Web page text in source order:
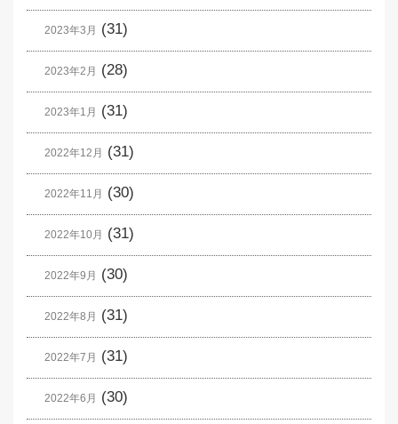
2023年3月 (31)
2023年2月 (28)
2023年1月 (31)
2022年12月 (31)
2022年11月 (30)
2022年10月 (31)
2022年9月 (30)
2022年8月 (31)
2022年7月 (31)
2022年6月 (30)